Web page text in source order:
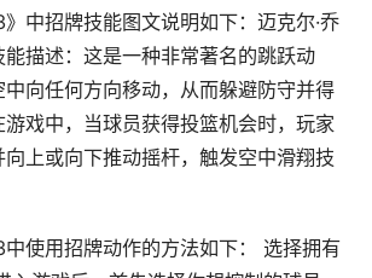
》中招牌技能图文说明如下：迈克尔·乔
描述：这是一种非常著名的跳跃动
向任何方向移动，从而躲避防守并得
戏中，当球员获得投篮机会时，玩家
上或向下推动摇杆，触发空中滑翔技
使用招牌动作的方法如下： 选择拥有